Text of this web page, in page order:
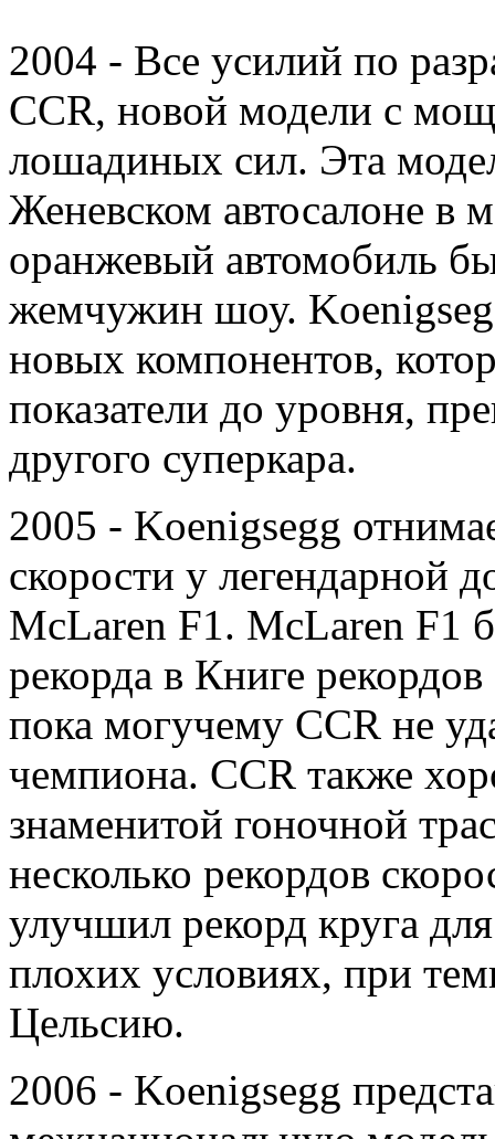
2004 - Все усилий по
CCR, новой модели с
лошадиных сил. Эта
Женевском автосалоне в
оранжевый автомобиль
жемчужин шоу.
новых компонентов,
показатели до уровня,
другого суперкара.
2005 - Koenigsegg
скорости у легендарной
McLaren F1. McLaren F1
рекорда в Книге
пока могучему CCR не
чемпиона. CCR также
знаменитой гоночной
несколько рекордов
улучшил рекорд круга
плохих условиях, при
Цельсию.
2006 - Koenigsegg